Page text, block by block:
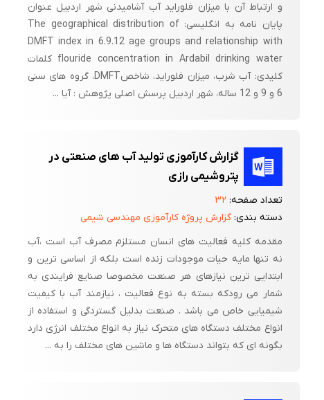
و ارتباط آن با میزان فلوراید آب آشامیدنی شهر اردبیل عنوان
پایان نامه به انگلیسی: The geographical distribution of
DMFT index in 6.9.12 age groups and relationship with
flouride concentration in Ardabil drinking water کلمات
کلیدی: آب شرب، میزان فلوراید، شاخصDMFT، گروه های سنی
6 و 9 و 12 ساله، شهر اردبیل پرسش اصلی پژوهش : آیا ...
گزارش کارآموزی تولید آب های صنعتی در
پتروشیمی رازی
تعداد صفحه:۳۲
دسته بندی:گزارش پروژه کارآموزی مهندسی شیمی
مقدمه کلیه فعالیت های انسان مستلزم مصرف آب است ،آب
نه تنها مایه حیات موجودات زنده است بلکه از اساسی ترین و
ابتدایی ترین نیازهای هر صنعت مخصوصا صنایع فرایندی به
شمار می رودکه بسته به نوع فعالیت ، نیازمند آب با کیفیت
شیمیایی خاص می باشد . صنعت بدلیل گستردگی و استفاده از
انواع مختلف دستگاه های متحرک نیاز به انواع مختلف انرژی دارد
بگونه ای که بتواند دستگاه ها و ماشین های مختلف را به ...